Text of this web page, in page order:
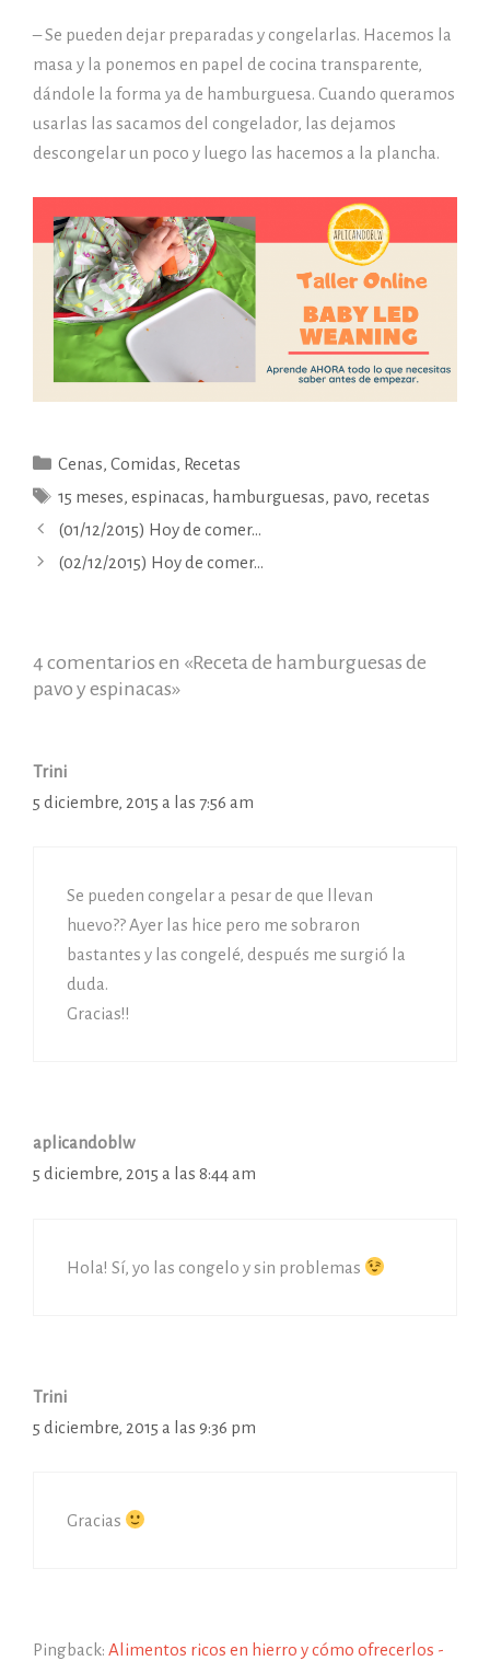
– Se pueden dejar preparadas y congelarlas. Hacemos la
masa y la ponemos en papel de cocina transparente,
dándole la forma ya de hamburguesa. Cuando queramos
usarlas las sacamos del congelador, las dejamos
descongelar un poco y luego las hacemos a la plancha.
Categorías
Cenas,Comidas, Recetas
Etiquetas
15 meses,espinacas, hamburguesas, pavo, recetas
(01/12/2015) Hoy de comer…
(02/12/2015) Hoy de comer…
4 comentarios en «Receta de hamburguesas de
pavo y espinacas»
Trini
5 diciembre, 2015 a las 7:56 am
Se pueden congelar a pesar de que llevan
huevo?? Ayer las hice pero me sobraron
bastantes y las congelé, después me surgió la
duda.
Gracias!!
aplicandoblw
5 diciembre, 2015 a las 8:44 am
Hola! Sí, yo las congelo y sin problemas
Trini
5 diciembre, 2015 a las 9:36 pm
Gracias
Pingback: Alimentos ricos en hierro y cómo ofrecerlos -